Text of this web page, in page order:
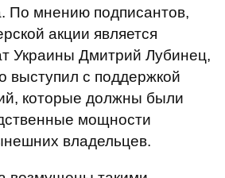
По мнению подписантов,
акции является
Украины Дмитрий Лубинец,
выступил с поддержкой
которые должны были
мощности
владельцев.